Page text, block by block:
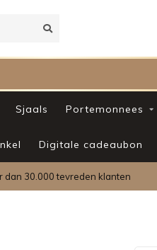
Sjaals Portemonnees
Digitale cadeaubon
dan 30.000 tevreden klanten